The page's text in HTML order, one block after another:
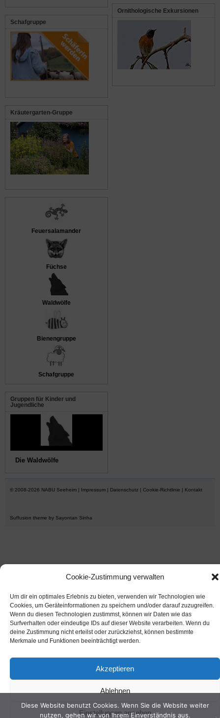
Cookie-Zustimmung verwalten
Um dir ein optimales Erlebnis zu bieten, verwenden wir Technologien wie
Cookies, um Geräteinformationen zu speichern und/oder darauf zuzugreifen.
Wenn du diesen Technologien zustimmst, können wir Daten wie das
Surfverhalten oder eindeutige IDs auf dieser Website verarbeiten. Wenn du
deine Zustimmung nicht erteilst oder zurückziehst, können bestimmte
Merkmale und Funktionen beeinträchtigt werden.
Akzeptieren
Ablehnen
Einstellungen ansehen
Ornithologische Exkursionen
Schafgruppe
Kräutergarten-Gruppe
Feuersalamander
Füchse
Waldwölfe
Bienengruppe
Schafgruppe
Gruppen für Kinder und
Jugendliche
Die Waldwölfe
© 2008-2026 NABU Seeheim | Impressum | Datenschutz | Cookie-Richtlinie | Kontakt
Suffusion theme by Sayontan Sinha
Diese Website benutzt Cookies. Wenn Sie die Website weiter
nutzen, gehen wir von Ihrem Einverständnis aus.